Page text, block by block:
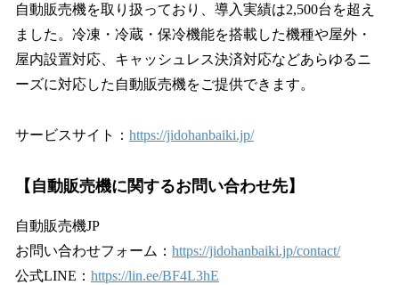
自動販売機を取り扱っており、導入実績は2,500台を超え
ました。冷凍・冷蔵・保冷機能を搭載した機種や屋外・
屋内設置対応、キャッシュレス決済対応などあらゆるニ
ーズに対応した自動販売機をご提供できます。
サービスサイト： https://jidohanbaiki.jp/
【 自動販売機に関するお問い合わせ先】
自動販売機JP
お問い合わせフォーム： https://jidohanbaiki.jp/contact/
公式LINE： https://lin.ee/BF4L3hE